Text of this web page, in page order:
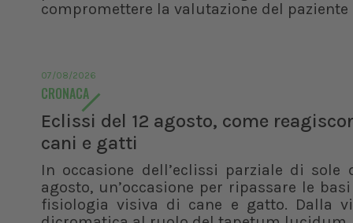
compromettere la valutazione del paziente
07/08/2026
CRONACA
Eclissi del 12 agosto, come
cani e gatti
In occasione dell’eclissi parziale di sole
agosto, un’occasione per ripassare le
fisiologia visiva di cane e gatto. Dalla